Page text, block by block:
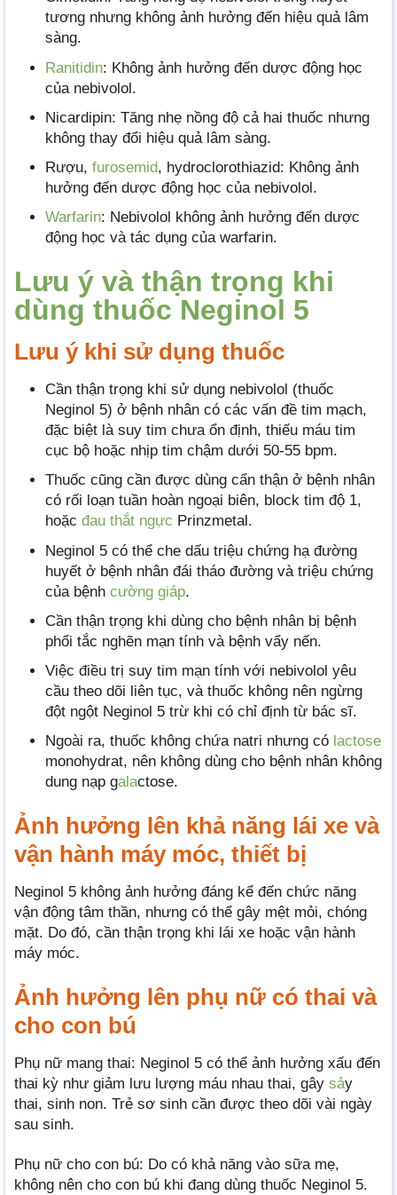
tương nhưng không ảnh hưởng đến hiệu quả lâm
sàng.
Ranitidin: Không ảnh hưởng đến dược động học
của nebivolol.
Nicardipin: Tăng nhẹ nồng độ cả hai thuốc nhưng
không thay đổi hiệu quả lâm sàng.
Rượu, furosemid, hydroclorothiazid: Không ảnh
hưởng đến dược động học của nebivolol.
Warfarin: Nebivolol không ảnh hưởng đến dược
động học và tác dụng của warfarin.
Lưu ý và thận trọng khi
dùng thuốc Neginol 5
Lưu ý khi sử dụng thuốc
Cần thận trọng khi sử dụng nebivolol (thuốc
Neginol 5) ở bệnh nhân có các vấn đề tim mạch,
đặc biệt là suy tim chưa ổn định, thiếu máu tim
cục bộ hoặc nhịp tim chậm dưới 50-55 bpm.
Thuốc cũng cần được dùng cẩn thận ở bệnh nhân
có rối loạn tuần hoàn ngoại biên, block tim độ 1,
hoặc đau thắt ngực Prinzmetal.
Neginol 5 có thể che dấu triệu chứng hạ đường
huyết ở bệnh nhân đái tháo đường và triệu chứng
của bệnh cường giáp.
Cần thận trọng khi dùng cho bệnh nhân bị bệnh
phổi tắc nghẽn mạn tính và bệnh vẩy nến.
Việc điều trị suy tim mạn tính với nebivolol yêu
cầu theo dõi liên tục, và thuốc không nên ngừng
đột ngột Neginol 5 trừ khi có chỉ định từ bác sĩ.
Ngoài ra, thuốc không chứa natri nhưng có lactose
monohydrat, nên không dùng cho bệnh nhân không
dung nạp galactose.
Ảnh hưởng lên khả năng lái xe và
vận hành máy móc, thiết bị
Neginol 5 không ảnh hưởng đáng kể đến chức năng
vận động tâm thần, nhưng có thể gây mệt mỏi, chóng
mặt. Do đó, cần thận trọng khi lái xe hoặc vận hành
máy móc.
Ảnh hưởng lên phụ nữ có thai và
cho con bú
Phụ nữ mang thai: Neginol 5 có thể ảnh hưởng xấu đến
thai kỳ như giảm lưu lượng máu nhau thai, gây sảy
thai, sinh non. Trẻ sơ sinh cần được theo dõi vài ngày
sau sinh.
Phụ nữ cho con bú: Do có khả năng vào sữa mẹ,
không nên cho con bú khi đang dùng thuốc Neginol 5.